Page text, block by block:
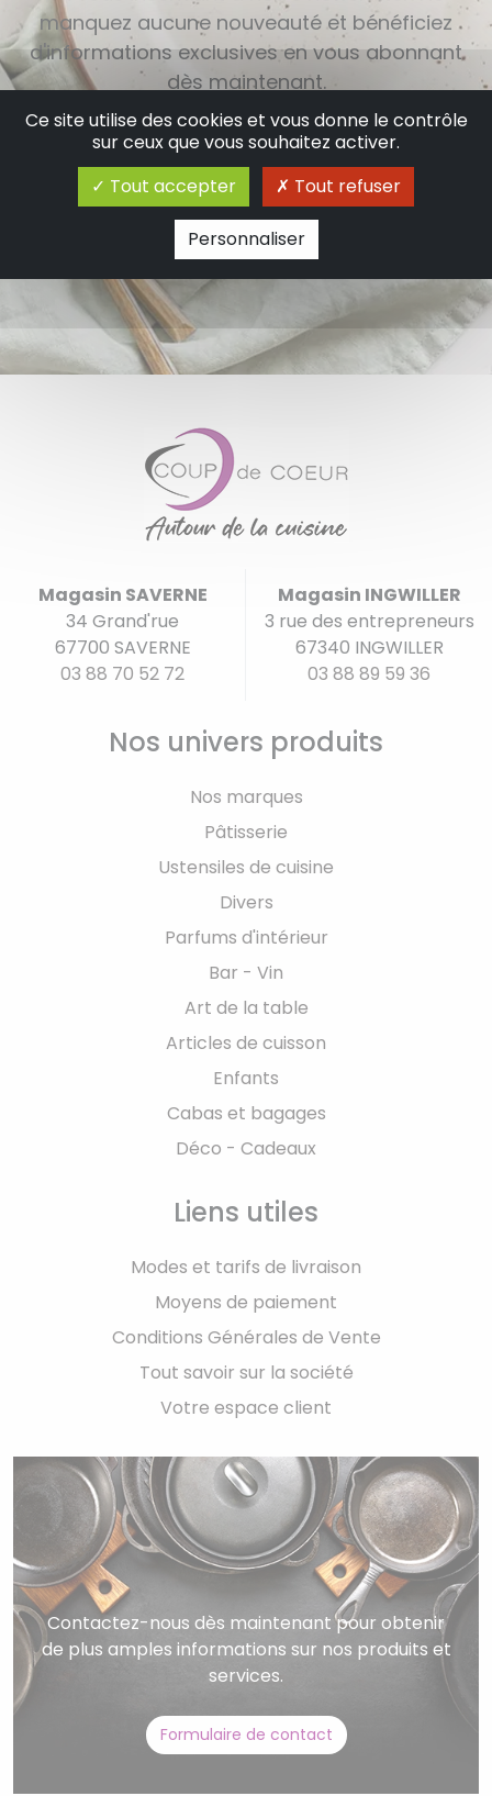
manquez aucune nouveauté et bénéficiez
d'informations exclusives en vous abonnant
dès maintenant.
Magasin SAVERNE
34 Grand'rue
67700 SAVERNE
03 88 70 52 72
Magasin INGWILLER
3 rue des entrepreneurs
67340 INGWILLER
03 88 89 59 36
Nos univers produits
Nos marques
Pâtisserie
Ustensiles de cuisine
Divers
Parfums d'intérieur
Bar - Vin
Art de la table
Articles de cuisson
Enfants
Cabas et bagages
Déco - Cadeaux
Liens utiles
Modes et tarifs de livraison
Moyens de paiement
Conditions Générales de Vente
Tout savoir sur la société
Votre espace client
Contactez-nous dès maintenant pour obtenir
de plus amples informations sur nos produits et
services.
Formulaire de contact
Ce site utilise des cookies et vous donne le contrôle
sur ceux que vous souhaitez activer.
Tout accepter
Tout refuser
Personnaliser